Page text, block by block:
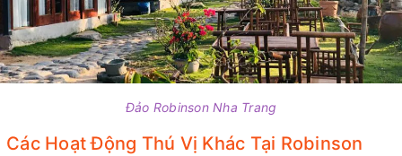
Đảo Robinson Nha Trang
Các Hoạt Động Thú Vị Khác Tại Robinson